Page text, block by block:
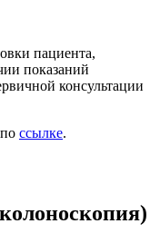
пациента,
показаний
консультации
ссылке.